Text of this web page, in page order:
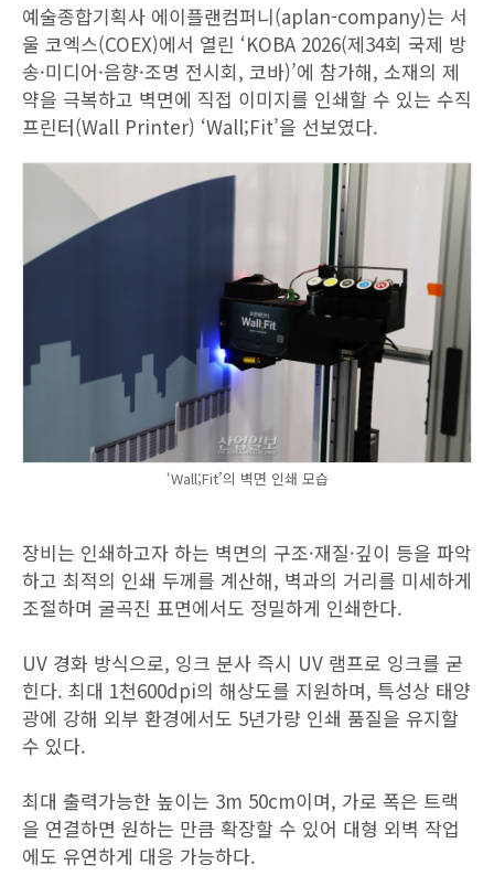
예술종합기획사 에이플랜컴퍼니(aplan-company)는 서
울 코엑스(COEX)에서 열린 ‘KOBA 2026(제34회 국제 방
송·미디어·음향·조명 전시회, 코바)’에 참가해, 소재의 제
약을 극복하고 벽면에 직접 이미지를 인쇄할 수 있는 수직
프린터(Wall Printer) ‘Wall;Fit’을 선보였다.
‘Wall;Fit’의 벽면 인쇄 모습
장비는 인쇄하고자 하는 벽면의 구조·재질·깊이 등을 파악
하고 최적의 인쇄 두께를 계산해, 벽과의 거리를 미세하게
조절하며 굴곡진 표면에서도 정밀하게 인쇄한다.
UV 경화 방식으로, 잉크 분사 즉시 UV 램프로 잉크를 굳
힌다. 최대 1천600dpi의 해상도를 지원하며, 특성상 태양
광에 강해 외부 환경에서도 5년가량 인쇄 품질을 유지할
수 있다.
최대 출력가능한 높이는 3m 50cm이며, 가로 폭은 트랙
을 연결하면 원하는 만큼 확장할 수 있어 대형 외벽 작업
에도 유연하게 대응 가능하다.